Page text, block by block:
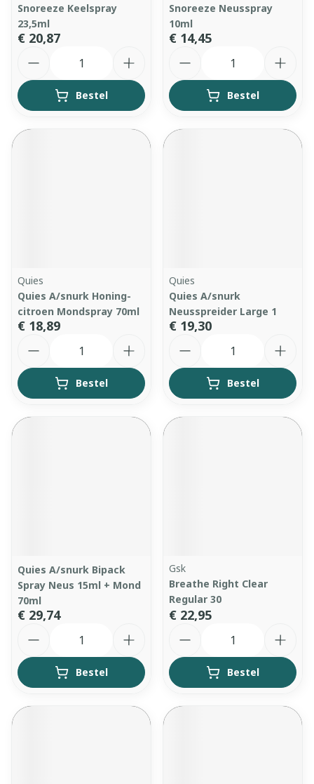
Snoreeze Keelspray
23,5ml
€ 20,87
Bestel
Snoreeze Neusspray
10ml
€ 14,45
Bestel
Quies
Quies A/snurk Honing-
citroen Mondspray 70ml
€ 18,89
Bestel
Quies
Quies A/snurk
Neusspreider Large 1
€ 19,30
Bestel
Quies A/snurk Bipack
Spray Neus 15ml + Mond
70ml
€ 29,74
Bestel
Gsk
Breathe Right Clear
Regular 30
€ 22,95
Bestel